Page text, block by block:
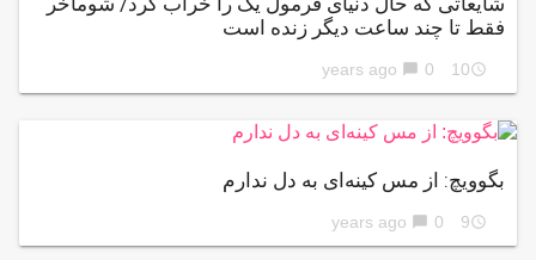
فقط تا چند ساعت دیگر زنده است
access_time
10 years ago
chat_bubble 0
بگوویچ: از مس کینه‌ای به دل ندارم
access_time
9 years ago
chat_bubble 0